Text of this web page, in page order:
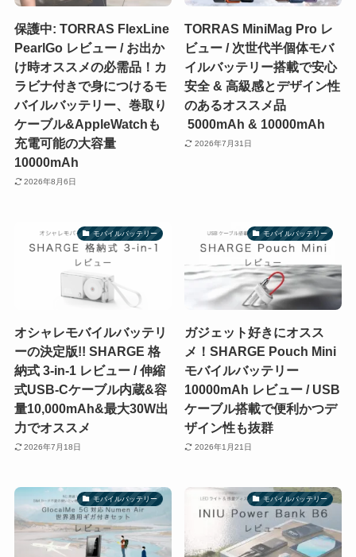
保護中: TORRAS FlexLine
PearlGo レビュー / お出か
け時オススメの必需品！カ
ラビナ付きで身につけるモ
バイルバッテリー、巻取り
ケーブル&AppleWatchも
充電可能の大容量
10000mAh
2026年8月6日
TORRAS MiniMag Pro レ
ビュー / 次世代半個体モバ
イルバッテリー搭載で安心
安全 & 高級感とデザイン性
のあるオススメ品
5000mAh & 10000mAh
2026年7月31日
モバイルバッテリー
オシャレモバイルバッテリ
ーの決定版!! SHARGE 格
納式 3-in-1 レビュー / 伸縮
式USB-Cケーブル内蔵&容
量10,000mAh&最大30W出
力でオススメ
2026年7月18日
モバイルバッテリー
ガジェット好きにオスス
メ！SHARGE Pouch Mini
モバイルバッテリー
10000mAh レビュー / USB
ケーブル搭載で便利かつデ
ザイン性も抜群
2026年1月21日
モバイルバッテリー モバイルバッテリー